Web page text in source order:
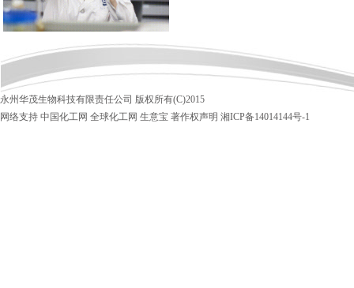
永州华茂生物科技有限责任公司 版权所有(C)2015
网络支持 中国化工网 全球化工网 生意宝 著作权声明 湘ICP备14014144号-1